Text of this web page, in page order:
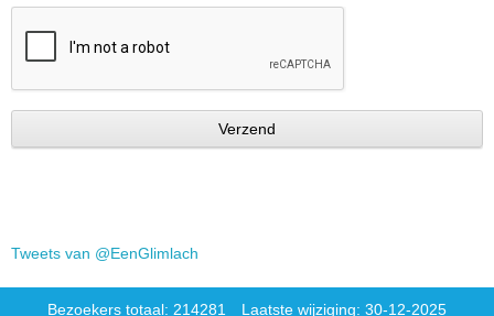
Tweets van @EenGlimlach
Bezoekers totaal: 214281 Laatste wijziging: 30-12-2025